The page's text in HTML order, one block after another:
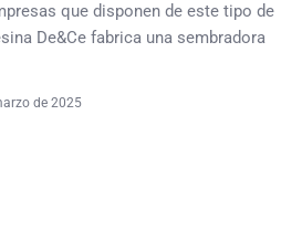
que disponen de este tipo de
De&Ce fabrica una sembradora
de 2025